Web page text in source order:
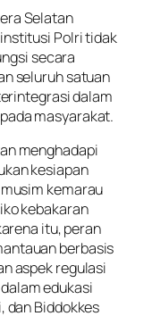
Selatan
Polri tidak
secara
seluruh satuan
dalam
masyarakat.
menghadapi
kesiapan
kemarau
kebakaran
itu, peran
berbasis
aspek regulasi
edukasi
dan Biddokkes